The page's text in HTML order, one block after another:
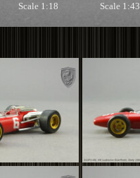
Scale 1:18 Scale 1:43